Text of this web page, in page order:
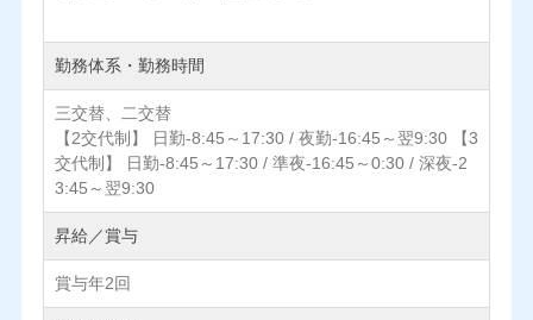
勤務体系・勤務時間
三交替、二交替
【2交代制】 日勤-8:45～17:30 / 夜勤-16:45～翌9:30 【3
交代制】 日勤-8:45～17:30 / 準夜-16:45～0:30 / 深夜-2
3:45～翌9:30
昇給／賞与
賞与年2回